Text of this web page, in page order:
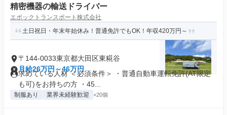
精密機器の輸送ドライバー
エポックトランスポート株式会社
土日祝日・年末年始休み！普通免許でもOK！年収420万円～
〒144-0033東京都大田区東糀谷
月給26万円～46万円
求めている人材 ＜必須条件＞ ・普通自動車運転免許(AT限定
も可)をお持ちの方 ・45...
制服あり 業界未経験歓迎 +20個